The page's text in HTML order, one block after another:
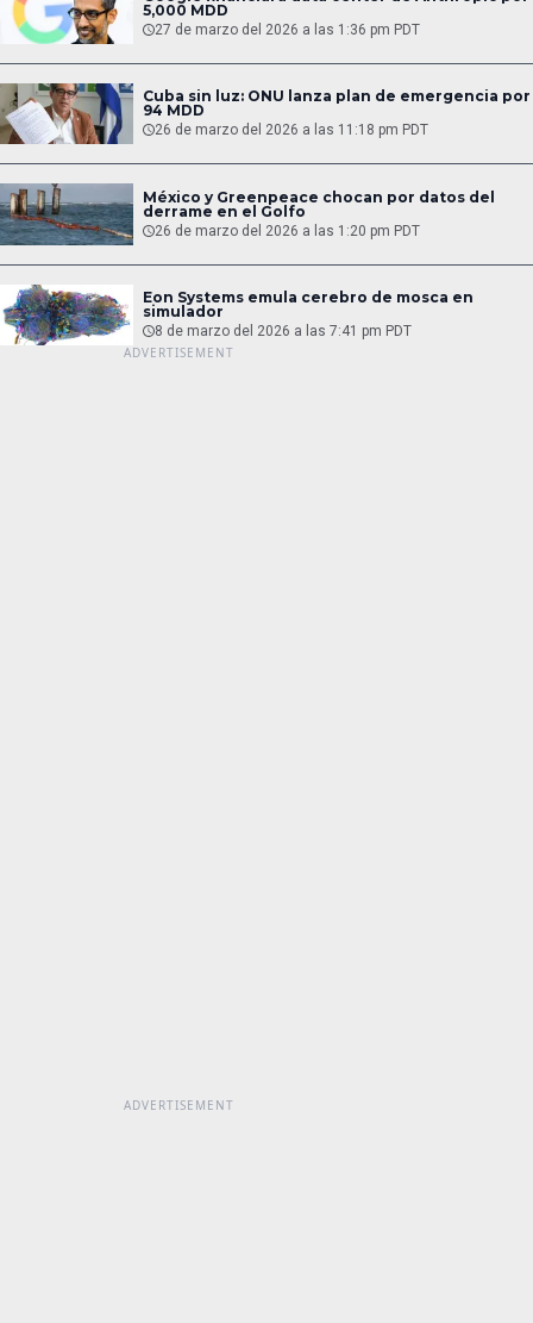
5,000 MDD
27 de marzo del 2026 a las 1:36 pm PDT
Cuba sin luz: ONU lanza plan de emergencia por
94 MDD
26 de marzo del 2026 a las 11:18 pm PDT
México y Greenpeace chocan por datos del
derrame en el Golfo
26 de marzo del 2026 a las 1:20 pm PDT
Eon Systems emula cerebro de mosca en
simulador
8 de marzo del 2026 a las 7:41 pm PDT